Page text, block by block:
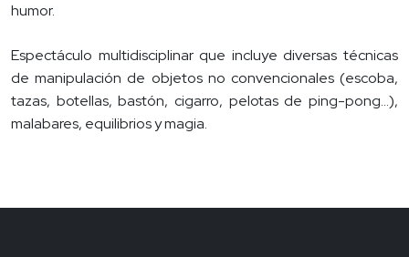
humor.
Espectáculo multidisciplinar que incluye diversas técnicas
de manipulación de objetos no convencionales (escoba,
tazas, botellas, bastón, cigarro, pelotas de ping-pong…),
malabares, equilibrios y magia.